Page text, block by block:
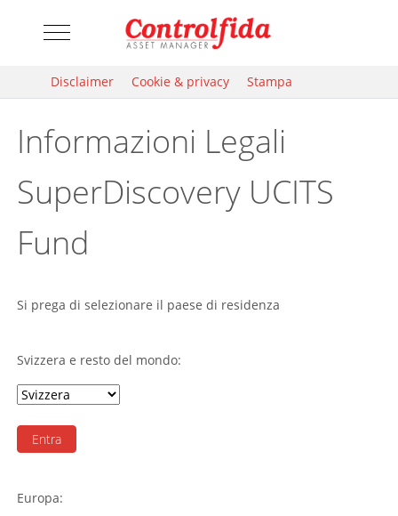
Mobile Menu Toggle
Disclaimer Cookie & privacy Stampa
Informazioni Legali
SuperDiscovery UCITS
Fund
Si prega di selezionare il paese di residenza
Svizzera e resto del mondo:
Entra
Europa: